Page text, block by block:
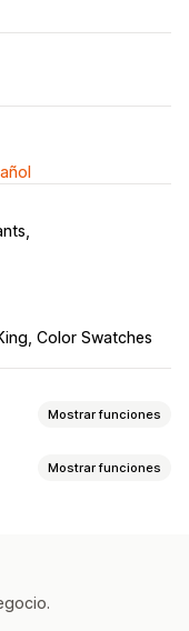
Color Swatches
Mostrar funciones
Mostrar funciones